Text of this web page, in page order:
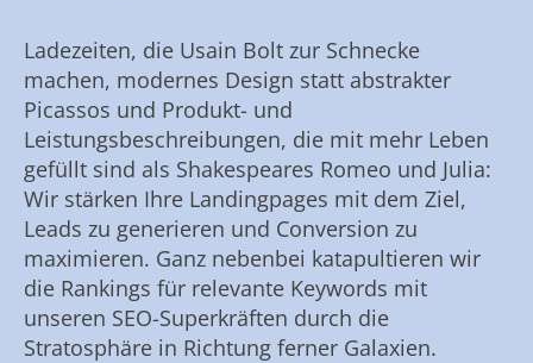
Ladezeiten, die Usain Bolt zur Schnecke
machen, modernes Design statt abstrakter
Picassos und Produkt- und
Leistungsbeschreibungen, die mit mehr Leben
gefüllt sind als Shakespeares Romeo und Julia:
Wir stärken Ihre Landingpages mit dem Ziel,
Leads zu generieren und Conversion zu
maximieren. Ganz nebenbei katapultieren wir
die Rankings für relevante Keywords mit
unseren SEO-Superkräften durch die
Stratosphäre in Richtung ferner Galaxien.